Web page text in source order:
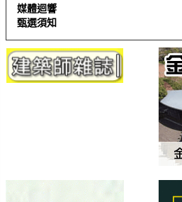
媒體迴響
甄選須知